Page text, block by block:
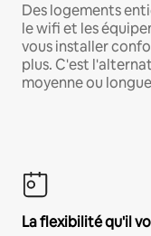
Des logements
le wifi et les
vous installer
plus. C'est
moyenne ou
La flexibilité qu'il